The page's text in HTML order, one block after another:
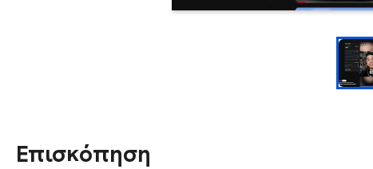
Επισκόπηση